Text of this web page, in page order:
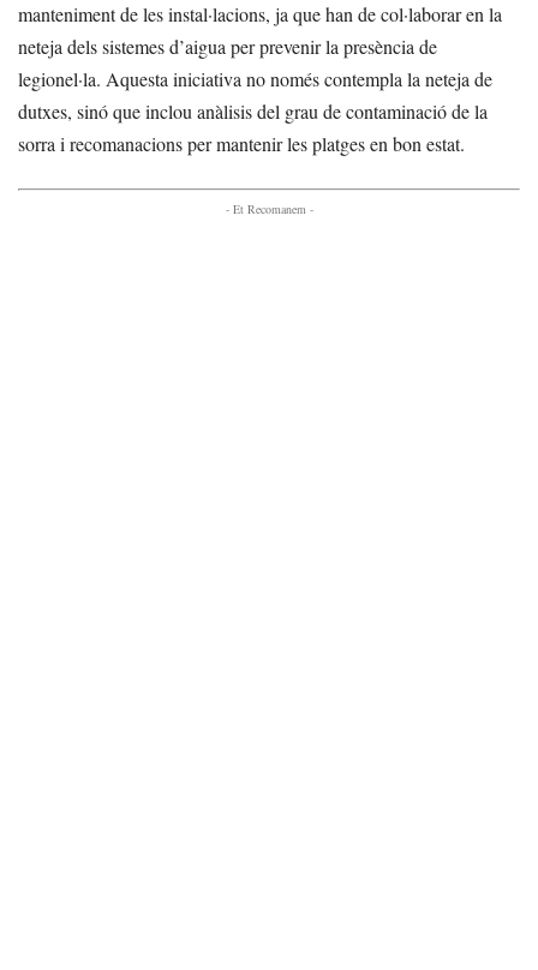
manteniment de les instal·lacions, ja que han de col·laborar en la
neteja dels sistemes d’aigua per prevenir la presència de
legionel·la. Aquesta iniciativa no només contempla la neteja de
dutxes, sinó que inclou anàlisis del grau de contaminació de la
sorra i recomanacions per mantenir les platges en bon estat.
- Et Recomanem -